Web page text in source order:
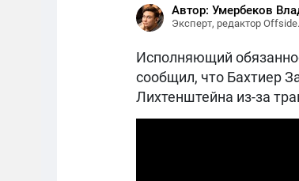
Автор: Умербеков
Эксперт, редактор
Исполняющий
сообщил, что Бахтиер
Лихтенштейна из-за